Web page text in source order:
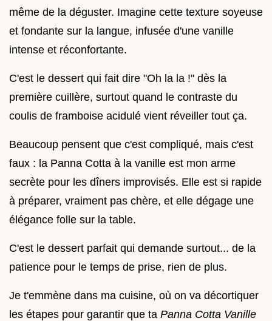
même de la déguster. Imagine cette texture soyeuse
et fondante sur la langue, infusée d'une vanille
intense et réconfortante.
C'est le dessert qui fait dire "Oh la la !" dès la
première cuillère, surtout quand le contraste du
coulis de framboise acidulé vient réveiller tout ça.
Beaucoup pensent que c'est compliqué, mais c'est
faux : la Panna Cotta à la vanille est mon arme
secrète pour les dîners improvisés. Elle est si rapide
à préparer, vraiment pas chère, et elle dégage une
élégance folle sur la table.
C'est le dessert parfait qui demande surtout... de la
patience pour le temps de prise, rien de plus.
Je t'emmène dans ma cuisine, où on va décortiquer
les étapes pour garantir que ta Panna Cotta Vanille